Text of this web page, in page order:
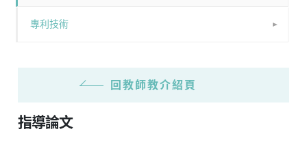
專利技術
回教師教介紹頁
指導論文